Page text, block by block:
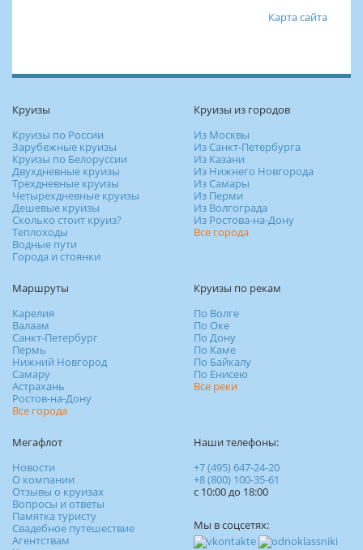
Карта сайта
Круизы
Круизы по России
Зарубежные круизы
Круизы по Белоруссии
Двухдневные круизы
Трехдневные круизы
Четырехдневные круизы
Дешевые круизы
Сколько стоит круиз?
Теплоходы
Водные пути
Города и стоянки
Круизы из городов
Из Москвы
Из Санкт-Петербурга
Из Казани
Из Нижнего Новгорода
Из Самары
Из Перми
Из Волгограда
Из Ростова-на-Дону
Все города
Маршруты
Карелия
Валаам
Санкт-Петербург
Пермь
Нижний Новгород
Самару
Астрахань
Ростов-на-Дону
Все города
Круизы по рекам
По Волге
По Оке
По Дону
По Каме
По Байкалу
По Енисею
Все реки
Мегафлот
Новости
О компании
Отзывы о круизах
Вопросы и ответы
Памятка туристу
Свадебное путешествие
Агентствам
Наши телефоны:
+7 (495) 647-24-20
+8 (800) 100-35-61
c 10:00 до 18:00
Мы в соцсетях: